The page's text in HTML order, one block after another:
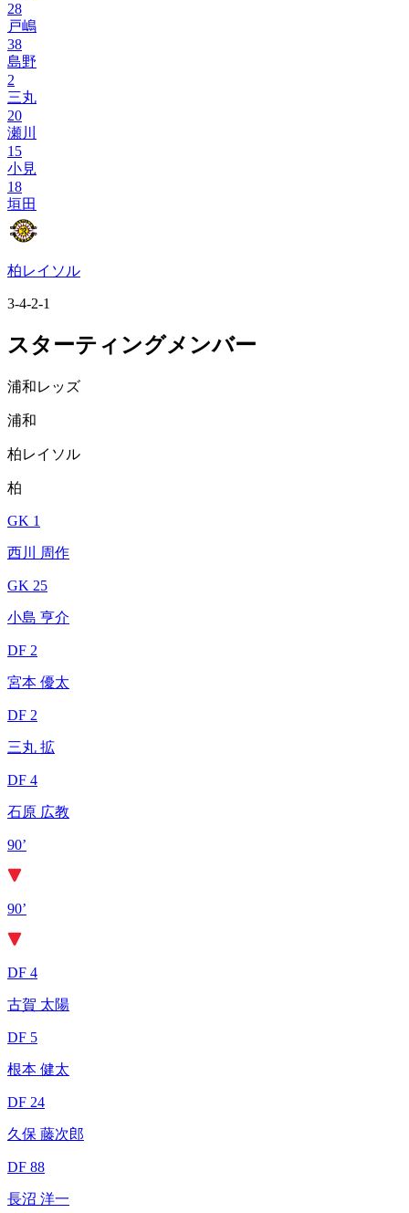
28
戸嶋
38
島野
2
三丸
20
瀬川
15
小見
18
垣田
柏レイソル
3-4-2-1
スターティングメンバー
浦和レッズ
浦和
柏レイソル
柏
GK 1
西川 周作
GK 25
小島 亨介
DF 2
宮本 優太
DF 2
三丸 拡
DF 4
石原 広教
90’
90’
DF 4
古賀 太陽
DF 5
根本 健太
DF 24
久保 藤次郎
DF 88
長沼 洋一